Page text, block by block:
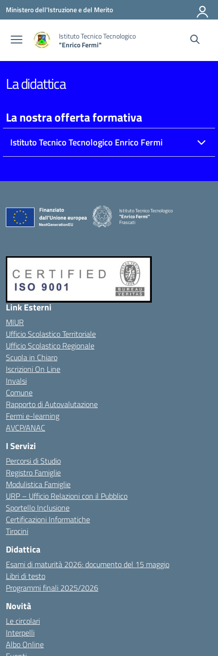
Vai ai contenuti
Vai al menu di navigazione
Vai al footer
Ministero dell'Istruzione e del Merito
Istituto Tecnico Tecnologico
"Enrico Fermi"
La didattica
La nostra offerta formativa
Istituto Tecnico Tecnologico Enrico Fermi
Istituto Tecnico Tecnologico
"Enrico Fermi"
Frascati
Link Esterni
MIUR
Ufficio Scolastico Territoriale
Ufficio Scolastico Regionale
Scuola in Chiaro
Iscrizioni On Line
Invalsi
Comune
Rapporto di Autovalutazione
Fermi e-learning
AVCP/ANAC
I Servizi
Percorsi di Studio
Registro Famiglie
Modulistica Famiglie
URP – Ufficio Relazioni con il Pubblico
Sportello Inclusione
Certificazioni Informatiche
Tirocini
Didattica
Esami di maturità 2026: documento del 15 maggio
Libri di testo
Programmi finali 2025/2026
Novità
Le circolari
Interpelli
Albo Online